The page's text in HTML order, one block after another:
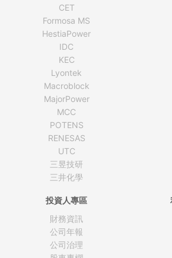
CET
Formosa MS
HestiaPower
IDC
KEC
Lyontek
Macroblock
MajorPower
MCC
POTENS
RENESAS
UTC
三昱技研
三井化學
投資人專區
財務資訊
公司年報
公司治理